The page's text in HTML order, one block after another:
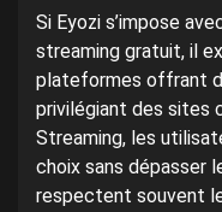
Si Eyozi s’impose
streaming gratuit, il
plateformes offrant
privilégiant des sites
Streaming, les
choix sans dépasser
respectent souvent